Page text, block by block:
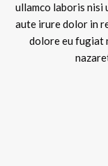
ullamco laboris nisi
aute irure dolor in
dolore eu fugiat